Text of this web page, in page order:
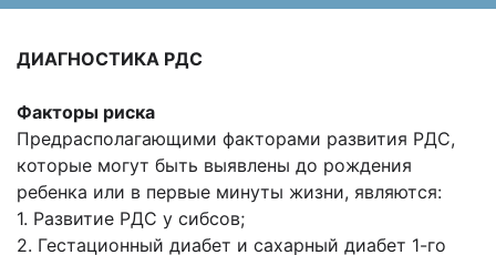
ДИАГНОСТИКА РДС
Факторы риска
Предрасполагающими факторами развития РДС,
которые могут быть выявлены до рождения
ребенка или в первые минуты жизни, являются:
1. Развитие РДС у сибсов;
2. Гестационный диабет и сахарный диабет 1-го